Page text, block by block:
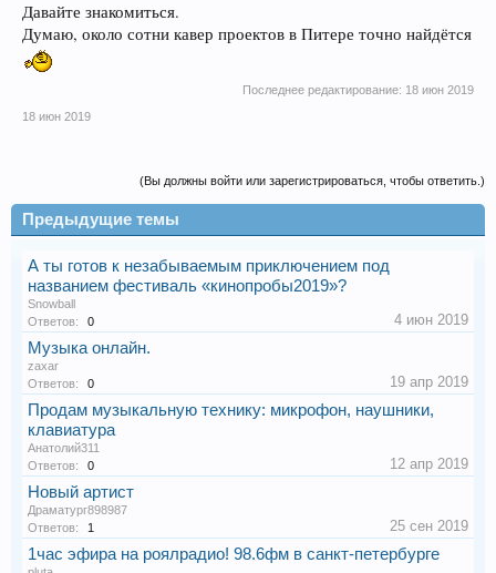
Давайте знакомиться.
Думаю, около сотни кавер проектов в Питере точно найдётся
Последнее редактирование: 18 июн 2019
18 июн 2019
(Вы должны войти или зарегистрироваться, чтобы ответить.)
Предыдущие темы
А ты готов к незабываемым приключением под
названием фестиваль «кинопробы2019»?
Snowball
Ответов:
0 4 июн 2019
Музыка онлайн.
zaxar
Ответов:
0 19 апр 2019
Продам музыкальную технику: микрофон, наушники,
клавиатура
Анатолий311
Ответов:
0 12 апр 2019
Новый артист
Драматург898987
Ответов:
1 25 сен 2019
1час эфира на роялрадио! 98.6фм в санкт-петербурге